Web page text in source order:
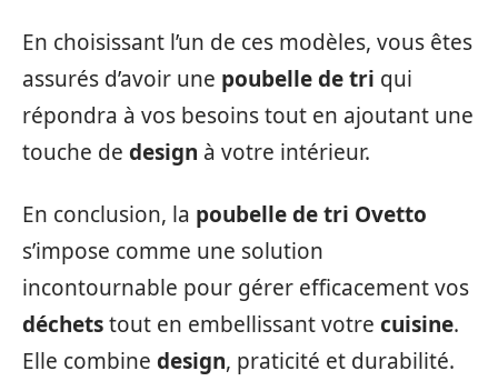
En choisissant l’un de ces modèles, vous êtes
assurés d’avoir une poubelle de tri qui
répondra à vos besoins tout en ajoutant une
touche de design à votre intérieur.
En conclusion, la poubelle de tri Ovetto
s’impose comme une solution
incontournable pour gérer efficacement vos
déchetstout en embellissant votre cuisine.
Elle combine design, praticité et durabilité.